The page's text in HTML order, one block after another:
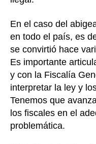
En el caso del
en todo el país, es
se convirtió hace
Es importante
y con la Fiscalía
interpretar la ley y
Tenemos que
los fiscales en el
problemática.